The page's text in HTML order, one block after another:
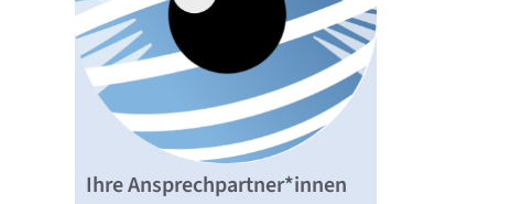
Ihre Ansprechpartner*innen